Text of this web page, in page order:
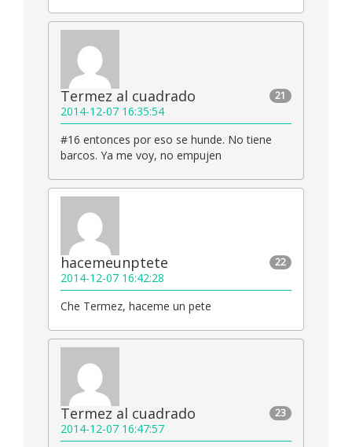
21
Termez al cuadrado
2014-12-07 16:35:54
#16 entonces por eso se hunde. No tiene
barcos. Ya me voy, no empujen
22
hacemeunptete
2014-12-07 16:42:28
Che Termez, haceme un pete
23
Termez al cuadrado
2014-12-07 16:47:57